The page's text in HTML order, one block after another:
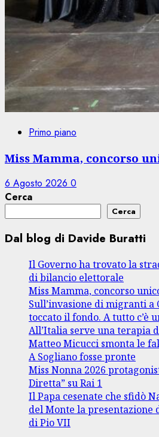
Primo piano
Miss Mamma, concorso
6 Agosto 2026 0
Cerca
Cerca
Dal blog di Davide Buratti
Il Governo ha trovato la
di bilancio elettorale
Miss Mamma, concorso
Sull’invasione di migranti a
toccato il fondo. A tutto c’è
All’Italia serve una terapia
Matteo Micucci smonta le
A Sogliano fosse pronte
Miss Nonna 2026
Diretta” su Rai 1
Il Papa cesenate che sfidò
del Monte la presentazione
di Pio VII